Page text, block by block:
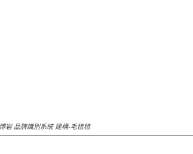
岩 品牌識別系統 建構-毛毰毰